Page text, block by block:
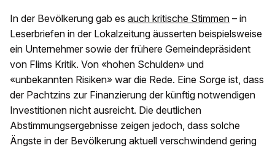
In der Bevölkerung gab es auch kritische Stimmen – in
Leserbriefen in der Lokalzeitung äusserten beispielsweise
ein Unternehmer sowie der frühere Gemeindepräsident
von Flims Kritik. Von «hohen Schulden» und
«unbekannten Risiken» war die Rede. Eine Sorge ist, dass
der Pachtzins zur Finanzierung der künftig notwendigen
Investitionen nicht ausreicht. Die deutlichen
Abstimmungsergebnisse zeigen jedoch, dass solche
Ängste in der Bevölkerung aktuell verschwindend gering